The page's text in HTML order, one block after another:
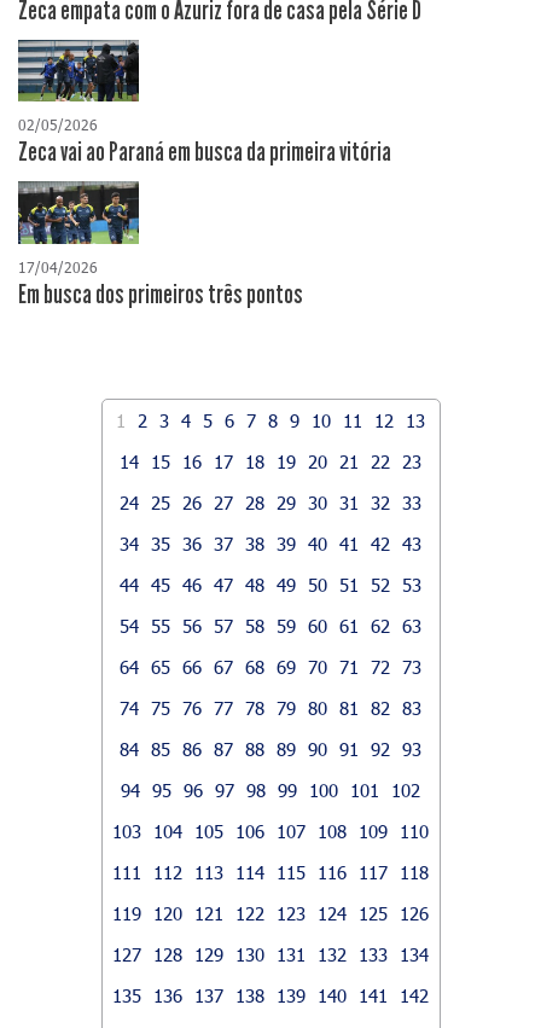
Zeca empata com o Azuriz fora de casa pela Série D
02/05/2026
Zeca vai ao Paraná em busca da primeira vitória
17/04/2026
​Em busca dos primeiros três pontos
1 2 3 4 5 6 7 8 9 10 11 12
13
14
15 16 17 18 19 20 21 22
23
24
25 26 27 28 29 30 31 32
33
34
35 36 37 38 39 40 41 42
43
44 45 46 47 48 49 50 51 52
53
54
55 56 57 58 59 60 61 62
63
64 65 66 67 68 69 70 71 72
73
74 75 76 77 78 79 80 81 82
83
84 85 86 87 88 89 90 91 92
93
94 95 96 97 98 99 100 101
102
103
104 105 106 107 108 109
110
111
112 113 114 115 116 117
118
119
120 121 122 123 124 125
126
127
128 129 130 131 132 133
134
135
136 137 138 139 140 141
142